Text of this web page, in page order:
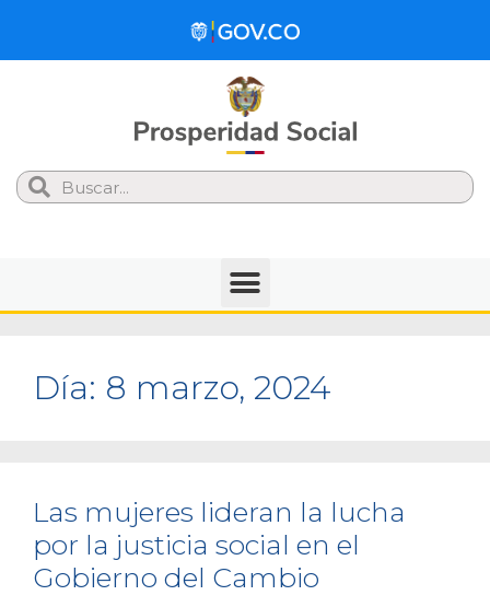
Search
Día: 8 marzo, 2024
Las mujeres lideran la lucha
por la justicia social en el
Gobierno del Cambio